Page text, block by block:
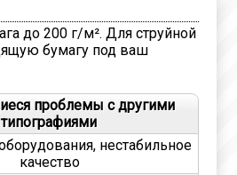
до 200 г/м². Для струйной
бумагу под ваш
проблемы с другими
типографиями
нестабильное
качество